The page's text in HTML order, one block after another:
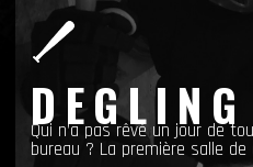
Qui n’a pas rêvé un jour de
bureau ? La première salle